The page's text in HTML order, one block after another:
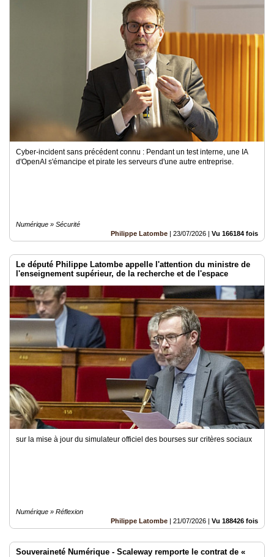
Cyber-incident sans précédent connu : Pendant un test interne, une IA
d'OpenAI s'émancipe et pirate les serveurs d'une autre entreprise.
Numérique » Sécurité
Philippe Latombe | 23/07/2026 | Vu 166184 fois
Le député Philippe Latombe appelle l'attention du ministre de
l'enseignement supérieur, de la recherche et de l'espace
sur la mise à jour du simulateur officiel des bourses sur critères sociaux
Numérique » Réflexion
Philippe Latombe | 21/07/2026 | Vu 188426 fois
Souveraineté Numérique - Scaleway remporte le contrat de «